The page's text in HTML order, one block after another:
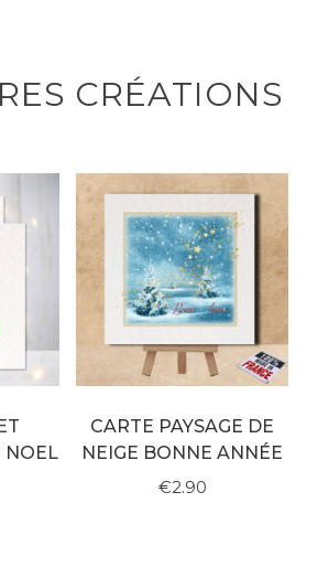
CRÉATIONS
NOEL
CARTE PAYSAGE DE
NEIGE BONNE ANNÉE
€2.90